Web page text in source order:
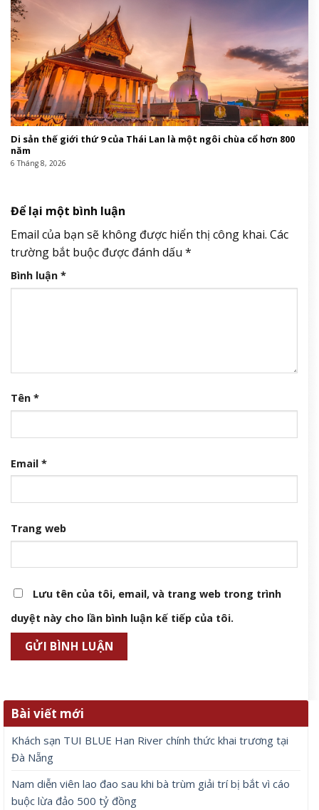
Di sản thế giới thứ 9 của Thái Lan là một ngôi chùa cổ hơn 800
năm
6 Tháng 8, 2026
Để lại một bình luận
Email của bạn sẽ không được hiển thị công khai. Các
trường bắt buộc được đánh dấu *
Bình luận *
Tên *
Email *
Trang web
Lưu tên của tôi, email, và trang web trong trình
duyệt này cho lần bình luận kế tiếp của tôi.
Bài viết mới
Khách sạn TUI BLUE Han River chính thức khai trương tại
Đà Nẵng
Nam diễn viên lao đao sau khi bà trùm giải trí bị bắt vì cáo
buộc lừa đảo 500 tỷ đồng